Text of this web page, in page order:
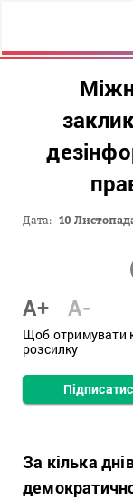
Дата: 10
A+ A-
Щоб отримувати
розсилку
За кілька